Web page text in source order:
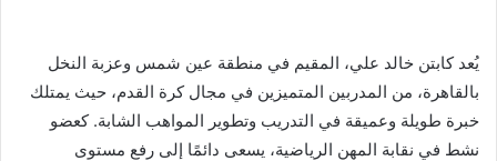
ل
ر
ي
يُعد كابتن خالد علي، المقيم في منطقة عين شمس وعزبة النخل
بالقاهرة، من المدربين المتميزين في مجال كرة القدم، حيث يمتلك
خبرة طويلة وعميقة في التدريب وتطوير المواهب الشابة. كعضو
نشط في نقابة المهن الرياضية، يسعى دائمًا إلى رفع مستوى